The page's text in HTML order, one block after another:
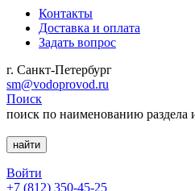
Контакты
Доставка и оплата
Задать вопрос
г. Санкт-Петербург
sm@vodoprovod.ru
Поиск
поиск по наименованию раздела
Войти
+7 (812) 350-45-25